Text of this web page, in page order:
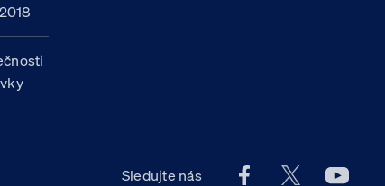
Sledujte nás Facebook účet
X účet